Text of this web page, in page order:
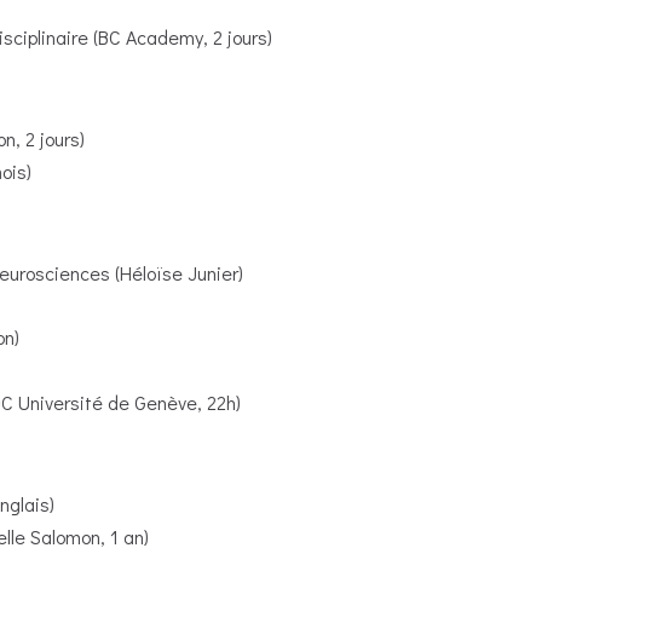
(BC Academy, 2 jours)
2 jours)
(Héloïse Junier)
Université de Genève, 22h)
Salomon, 1 an)